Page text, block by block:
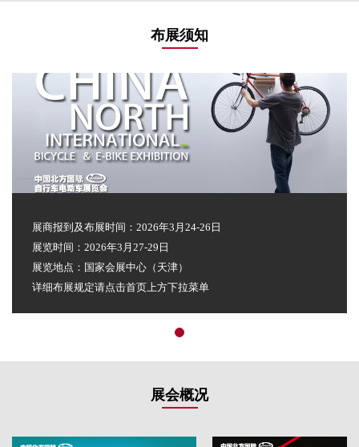
布展须知
展商报到及布展时间：2026年3月24-26日
展览时间：2026年3月27-29日
展览地点：国家会展中心（天津）
详细布展规定请点击首页上方下拉菜单
展会概况